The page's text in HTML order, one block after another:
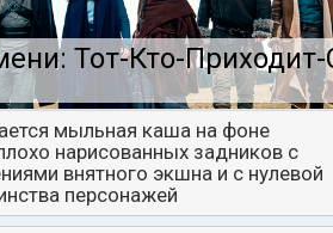
Тот-Кто-
мыльная каша на фоне
нарисованных задников с
внятного экшна и с нулевой
персонажей